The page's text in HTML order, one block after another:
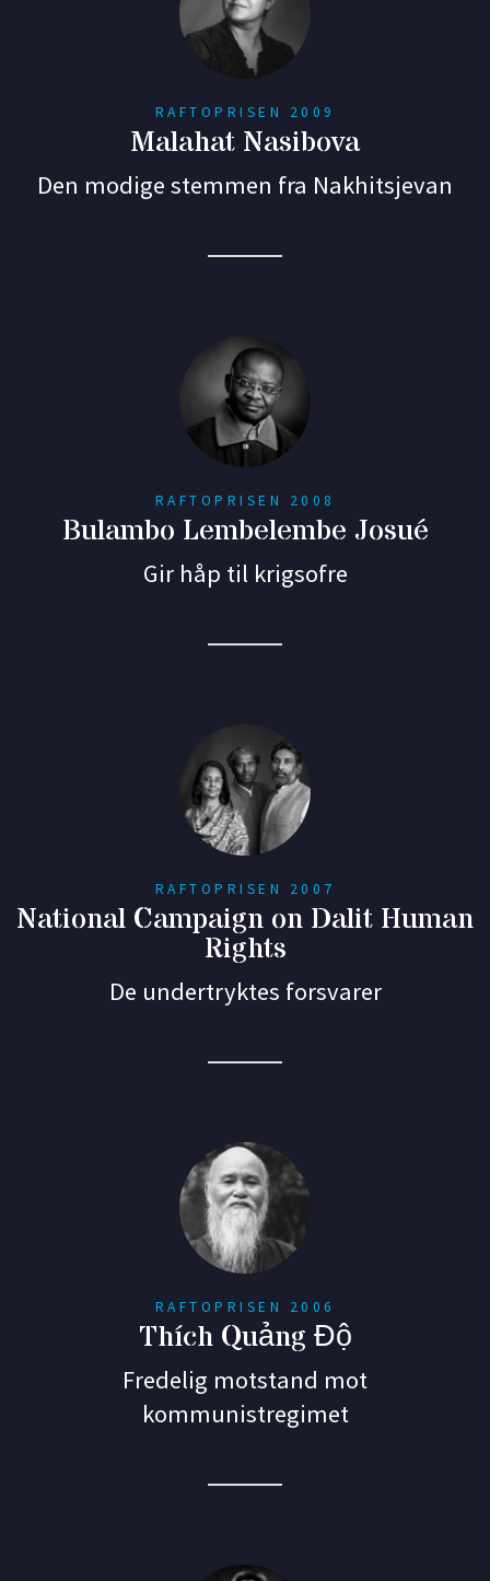
RAFTOPRISEN 2009
Malahat Nasibova
Den modige stemmen fra Nakhitsjevan
RAFTOPRISEN 2008
Bulambo Lembelembe Josué
Gir håp til krigsofre
RAFTOPRISEN 2007
National Campaign on Dalit Human
Rights
De undertryktes forsvarer
RAFTOPRISEN 2006
Thích Quảng Độ
Fredelig motstand mot
kommunistregimet